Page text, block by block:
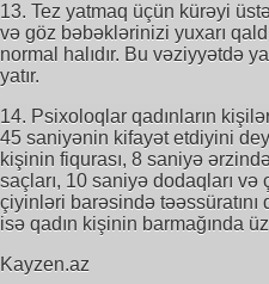
13. Tez yatmaq üçün kürəyi
və göz bəbəklərinizi yuxarı
normal halıdır. Bu vəziyyətdə
yatır.
14. Psixoloqlar qadınların
45 saniyənin kifayət etdiyini
kişinin fiqurası, 8 saniyə
saçları, 10 saniyə dodaqları
çiyinləri barəsində
isə qadın kişinin barmağında
Kayzen.az